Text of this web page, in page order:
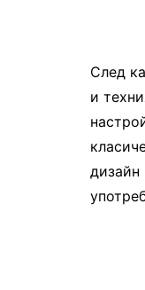
След
и
дизайн